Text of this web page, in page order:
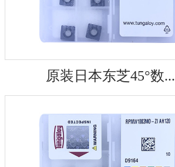
原装日本东芝45°数...